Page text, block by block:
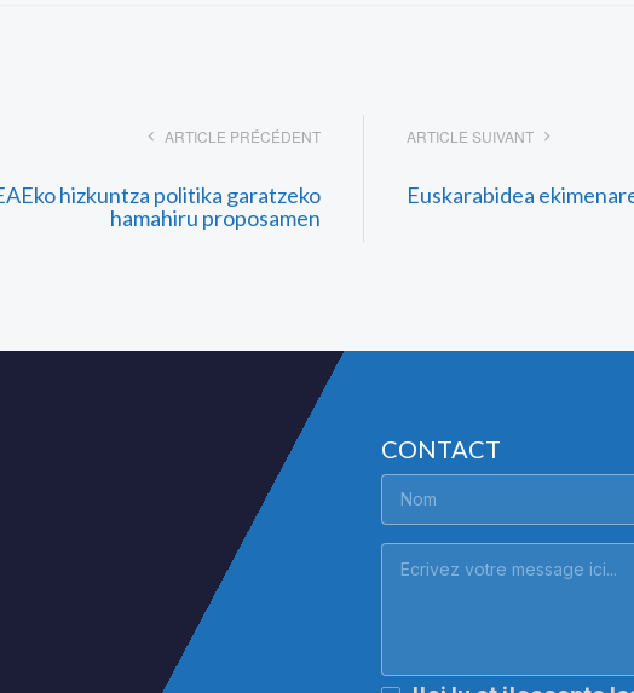
ARTICLE PRÉCÉDENT
hizkuntza politika garatzeko
hamahiru proposamen
ARTICLE SUIVANT
Euskarabidea
CONTACT